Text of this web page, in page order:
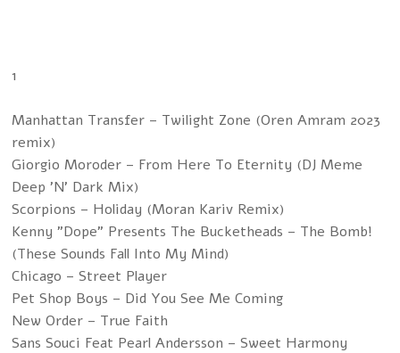
1
Manhattan Transfer – Twilight Zone (Oren Amram 2023
remix)
Giorgio Moroder – From Here To Eternity (DJ Meme
Deep 'N' Dark Mix)
Scorpions – Holiday (Moran Kariv Remix)
Kenny "Dope" Presents The Bucketheads – The Bomb!
(These Sounds Fall Into My Mind)
Chicago – Street Player
Pet Shop Boys – Did You See Me Coming
New Order – True Faith
Sans Souci Feat Pearl Andersson – Sweet Harmony